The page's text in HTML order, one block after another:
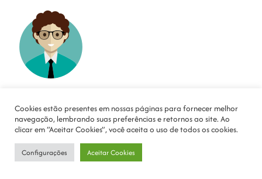
Certificado Digital A3Consulta
de preços ⇗
A emissão do A3, diferentemente do A1, é feita através
Cookies estão presentes em nossas páginas para fornecer melhor
navegação, lembrando suas preferências e retornos ao site. Ao
clicar em “Aceitar Cookies”, você aceita o uso de todos os cookies.
Configurações Aceitar Cookies